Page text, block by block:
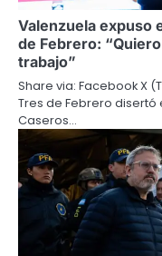
Valenzuela expuso
de Febrero:
trabajo”
Share via: Facebook X
Tres de Febrero
Caseros…